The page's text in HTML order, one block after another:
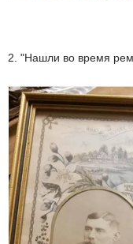
2. "Нашли во время